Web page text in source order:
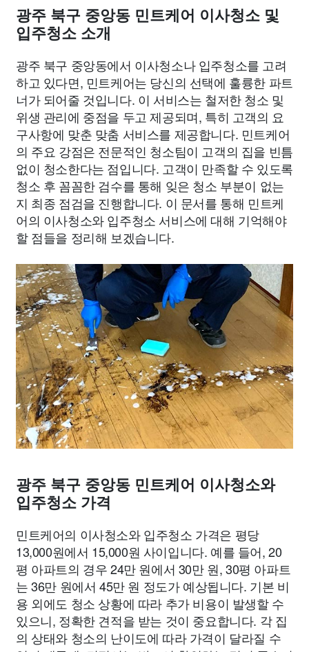
광주 북구 중앙동 민트케어 이사청소 및
입주청소 소개
광주 북구 중앙동에서 이사청소나 입주청소를 고려
하고 있다면, 민트케어는 당신의 선택에 훌륭한 파트
너가 되어줄 것입니다. 이 서비스는 철저한 청소 및
위생 관리에 중점을 두고 제공되며, 특히 고객의 요
구사항에 맞춘 맞춤 서비스를 제공합니다. 민트케어
의 주요 강점은 전문적인 청소팀이 고객의 집을 빈틈
없이 청소한다는 점입니다. 고객이 만족할 수 있도록
청소 후 꼼꼼한 검수를 통해 잊은 청소 부분이 없는
지 최종 점검을 진행합니다. 이 문서를 통해 민트케
어의 이사청소와 입주청소 서비스에 대해 기억해야
할 점들을 정리해 보겠습니다.
광주 북구 중앙동 민트케어 이사청소와
입주청소 가격
민트케어의 이사청소와 입주청소 가격은 평당
13,000원에서 15,000원 사이입니다. 예를 들어, 20
평 아파트의 경우 24만 원에서 30만 원, 30평 아파트
는 36만 원에서 45만 원 정도가 예상됩니다. 기본 비
용 외에도 청소 상황에 따라 추가 비용이 발생할 수
있으니, 정확한 견적을 받는 것이 중요합니다. 각 집
의 상태와 청소의 난이도에 따라 가격이 달라질 수